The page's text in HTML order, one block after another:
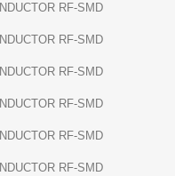
INDUCTOR RF-SMD
INDUCTOR RF-SMD
INDUCTOR RF-SMD
INDUCTOR RF-SMD
INDUCTOR RF-SMD
INDUCTOR RF-SMD